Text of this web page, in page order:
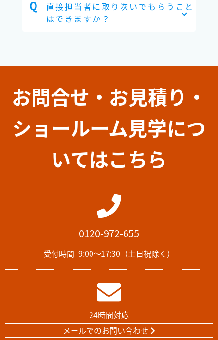
直接担当者に取り次いでもらうこと
はできますか？
お問合せ・お見積り・
ショールーム見学につ
いてはこちら
0120-972-655
受付時間 9:00～17:30（土日祝除く）
24時間対応
メールでのお問い合わせ